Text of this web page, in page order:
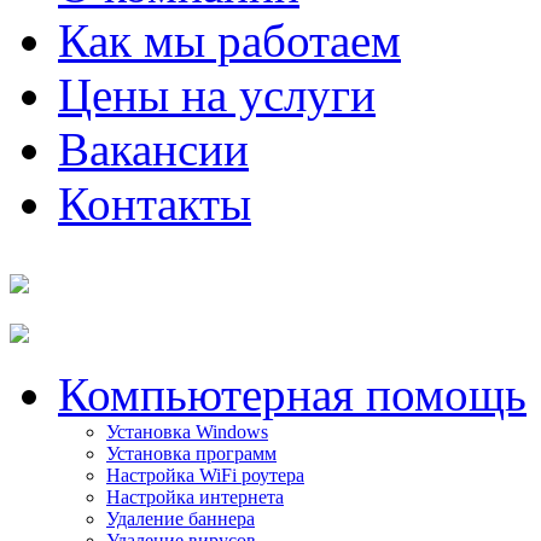
Как мы работаем
Цены на услуги
Вакансии
Контакты
Компьютерная помощь
Установка Windows
Установка программ
Настройка WiFi роутера
Настройка интернета
Удаление баннера